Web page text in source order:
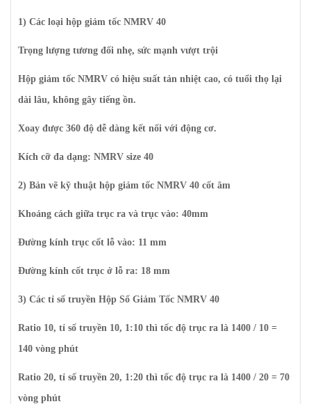
1) Các loại hộp giảm tốc NMRV 40
Trọng lượng tương đối nhẹ, sức mạnh vượt trội
Hộp giảm tốc NMRV có hiệu suất tản nhiệt cao, có tuổi thọ lại
dài lâu, không gây tiếng ồn.
Xoay được 360 độ dễ dàng kết nối với động cơ.
Kích cỡ đa dạng: NMRV size 40
2) Bản vẽ kỹ thuật hộp giảm tốc NMRV 40 cốt âm
Khoảng cách giữa trục ra và trục vào: 40mm
Đường kính trục cốt lỗ vào: 11 mm
Đường kính cốt trục ở lỗ ra: 18 mm
3) Các tỉ số truyền Hộp Số Giảm Tốc NMRV 40
Ratio 10, tỉ số truyền 10, 1:10 thì tốc độ trục ra là 1400 / 10 =
140 vòng phút
Ratio 20, tỉ số truyền 20, 1:20 thì tốc độ trục ra là 1400 / 20 = 70
vòng phút